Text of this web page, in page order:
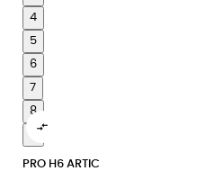
4
5
6
7
8

PRO H6 ARTIC